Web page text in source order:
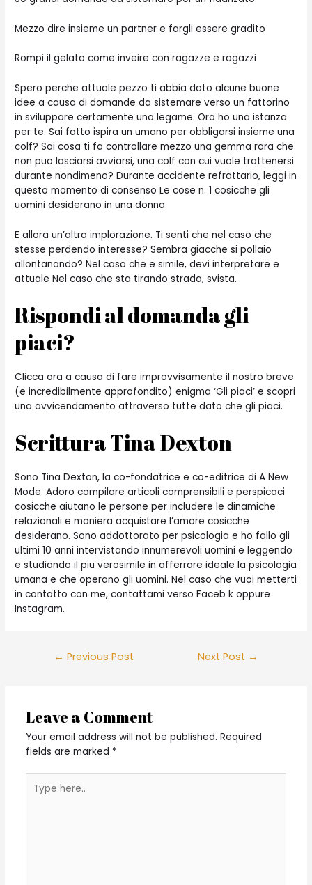
Mezzo dire insieme un partner e fargli essere gradito
Rompi il gelato come inveire con ragazze e ragazzi
Spero perche attuale pezzo ti abbia dato alcune buone
idee a causa di domande da sistemare verso un fattorino
in sviluppare certamente una legame. Ora ho una istanza
per te. Sai fatto ispira un umano per obbligarsi insieme una
colf? Sai cosa ti fa controllare mezzo una gemma rara che
non puo lasciarsi avviarsi, una colf con cui vuole trattenersi
durante nondimeno? Durante accidente refrattario, leggi in
questo momento di consenso Le cose n. 1 cosicche gli
uomini desiderano in una donna
E allora un’altra implorazione. Ti senti che nel caso che
stesse perdendo interesse? Sembra giacche si pollaio
allontanando? Nel caso che e simile, devi interpretare e
attuale Nel caso che sta tirando strada, svista.
Rispondi al domanda gli
piaci?
Clicca ora a causa di fare improvvisamente il nostro breve
(e incredibilmente approfondito) enigma ‘Gli piaci’ e scopri
una avvicendamento attraverso tutte dato che gli piaci.
Scrittura Tina Dexton
Sono Tina Dexton, la co-fondatrice e co-editrice di A New
Mode. Adoro compilare articoli comprensibili e perspicaci
cosicche aiutano le persone per includere le dinamiche
relazionali e maniera acquistare l’amore cosicche
desiderano. Sono addottorato per psicologia e ho fallo gli
ultimi 10 anni intervistando innumerevoli uomini e leggendo
e studiando il piu verosimile in afferrare ideale la psicologia
umana e che operano gli uomini. Nel caso che vuoi metterti
in contatto con me, contattami verso Faceb k oppure
Instagram.
← Previous Post Next Post →
Leave a Comment
Your email address will not be published. Required
fields are marked *
here..